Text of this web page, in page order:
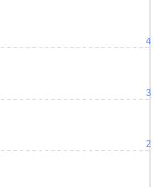
2
3
4